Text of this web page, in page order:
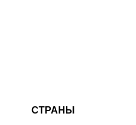
СТРАНЫ